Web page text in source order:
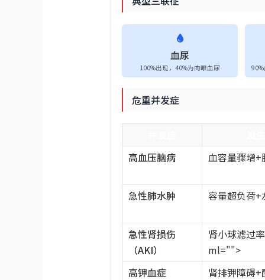
血尿
100%出现，40%为肉眼血尿
危重并发症
高血压脑病
血容量骤增+
急性肺水肿 容量超负荷+
急性肾损伤
（AKI）
肾小球滤过
ml="">
高钾血症
肾排钾障碍+